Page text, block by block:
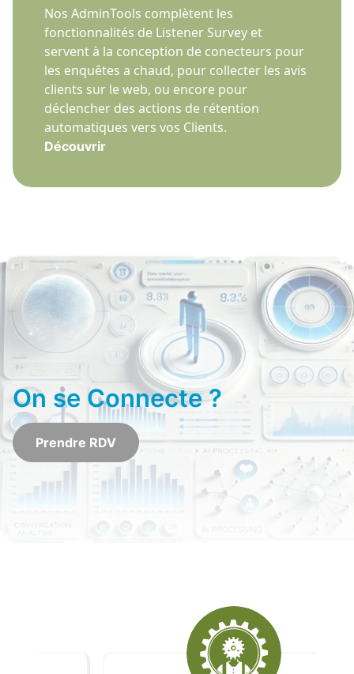
Nos AdminTools complètent les
fonctionnalités de Listener Survey et
servent à la conception de conecteurs pour
les enquêtes a chaud, pour collecter les avis
clients sur le web, ou encore pour
déclencher des actions de rétention
automatiques vers vos Clients.
Découvrir
On se Connecte ?
Prendre RDV